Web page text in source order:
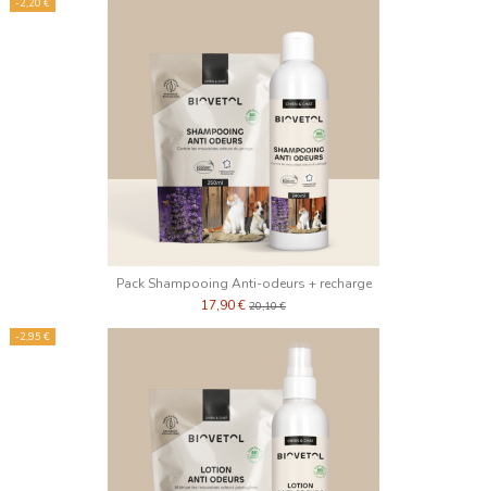
-2,20 €
Pack Shampooing Anti-odeurs + recharge
17,90 € 20,10 €
-2,95 €